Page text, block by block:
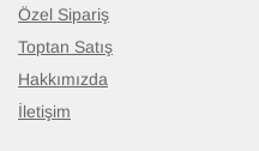
Özel Sipariş
Toptan Satış
Hakkımızda
İletişim